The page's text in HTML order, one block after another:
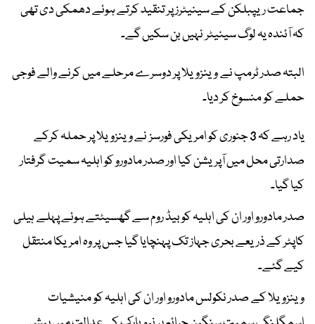
جماعت ریپبلکن کے سینیٹرز پر تنقید کرتے ہوئے دھمکی دی تھی
کہ آئندہ یہ لوگ سینیٹر نہیں بن سکیں گے۔
البتہ صدر ٹرمپ نے وینزویلا پر دوسرے مرحلے میں کرنے والے فوجی
حملے کو منسوخ کر دیا۔
یاد رہے کہ 3 جنوری کو امریکی فورسز نے وینزویلا پر حملہ کرکے
صدارتی محل میں آپریشن کیا اور صدر مادورو کو اہلیہ سمیت گرفتار
کیا گیا۔
صدر مادورو اور ان کی اہلیہ کو بیڈ روم سے گھسیٹتے ہوئے پہلے ہیلی
کاپٹر کے ذریعے بحری جہاز تک پہنچایا گیا جس پر وہ امریکا منتقل
کیے گئے۔
وینزویلا کے صدر نکولس مادورو اور ان کی اہلیہ کو منیشیات